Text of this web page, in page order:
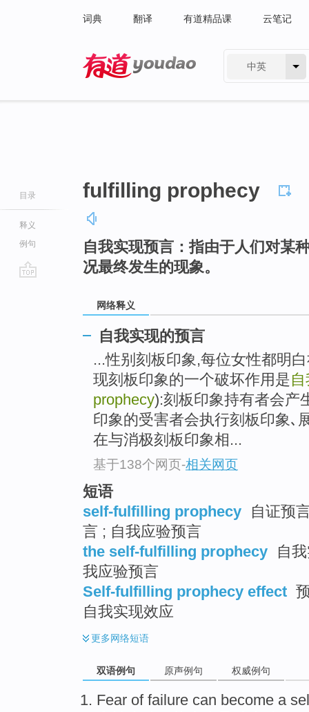
词典 翻译 有道精品课 云笔记
中英
目录
释义
例句
fulfilling prophecy
自我实现预言：指由于人们对某
况最终发生的现象。
网络释义
自我实现的预言
...性别刻板印象,每位女性都明
现刻板印象的一个破坏作用是
prophecy):刻板印象持有者会产
印象的受害者会执行刻板印象､
在与消极刻板印象相...
基于138个网页-相关网页
短语
self-fulfilling prophecy
自证预
言 ; 自我应验预言
the self-fulfilling prophecy
自
我应验预言
Self-fulfilling prophecy effect
自我实现效应
更多网络短语
双语例句 原声例句 权威例句
Fear of failure can become a